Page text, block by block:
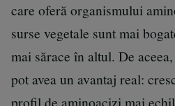
care oferă organismului
surse vegetale sunt mai
mai sărace în altul. De
pot avea un avantaj real:
profil de aminoacizi mai